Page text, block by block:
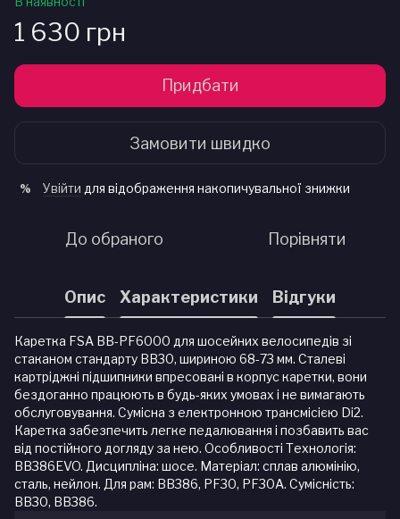
1 630 грн
Придбати
Замовити швидко
% Увійти для відображення накопичувальної знижки
До обраного Порівняти
Опис Характеристики Відгуки
Каретка FSA BB-PF6000 для шосейних велосипедів зі
стаканом стандарту BB30, шириною 68-73 мм. Сталеві
картріджні підшипники впресовані в корпус каретки, вони
бездоганно працюють в будь-яких умовах і не вимагають
обслуговування. Сумісна з електронною трансмісією Di2.
Каретка забезпечить легке педалювання і позбавить вас
від постійного догляду за нею. Особливості Технологія:
BB386EVO. Дисципліна: шосе. Матеріал: сплав алюмінію,
сталь, нейлон. Для рам: BB386, PF30, PF30A. Сумісність:
BB30, BB386.